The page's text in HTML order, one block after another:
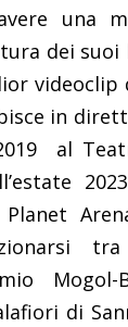
una
dei suoi
videoclip
in
al
di